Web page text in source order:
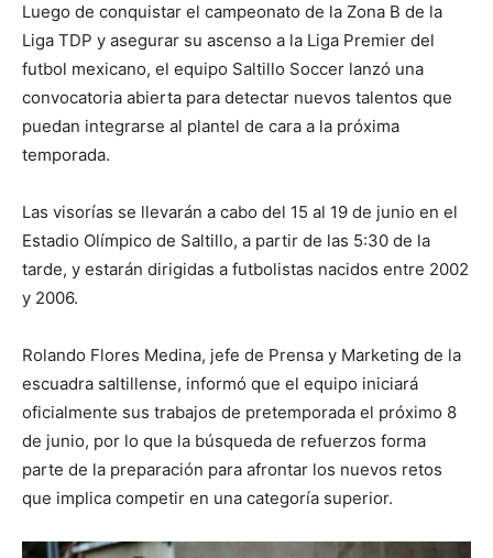
Luego de conquistar el campeonato de la Zona B de la
Liga TDP y asegurar su ascenso a la Liga Premier del
futbol mexicano, el equipo Saltillo Soccer lanzó una
convocatoria abierta para detectar nuevos talentos que
puedan integrarse al plantel de cara a la próxima
temporada.
Las visorías se llevarán a cabo del 15 al 19 de junio en el
Estadio Olímpico de Saltillo, a partir de las 5:30 de la
tarde, y estarán dirigidas a futbolistas nacidos entre 2002
y 2006.
Rolando Flores Medina, jefe de Prensa y Marketing de la
escuadra saltillense, informó que el equipo iniciará
oficialmente sus trabajos de pretemporada el próximo 8
de junio, por lo que la búsqueda de refuerzos forma
parte de la preparación para afrontar los nuevos retos
que implica competir en una categoría superior.